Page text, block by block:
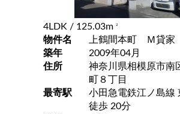
4LDK / 125.03m 2
物件名
上鶴間本町 Ｍ貸家
築年
2009年04月
住所
神奈川県相模原市南
町８丁目
最寄駅
小田急電鉄江ノ島線
徒歩 20分